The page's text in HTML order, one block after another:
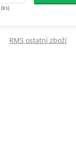
(ks)
RMS ostatní zboží